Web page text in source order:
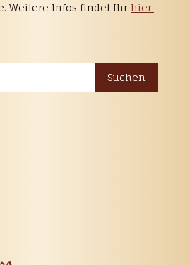
Weitere Infos findet Ihr hier.
Suchen